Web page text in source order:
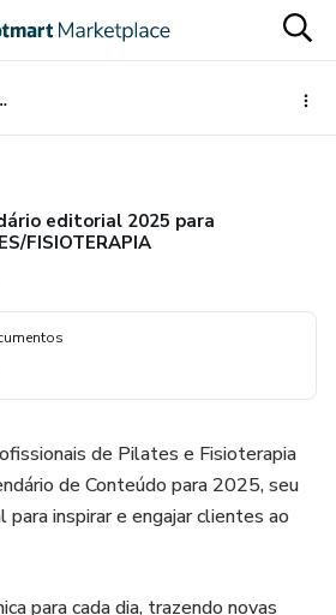
FISIOTERAPIA
editorial 2025 para
FISIOTERAPIA
de Pilates e Fisioterapia
de Conteúdo para 2025, seu
para inspirar e engajar clientes ao
para cada dia, trazendo novas